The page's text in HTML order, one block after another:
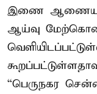
இணை
ஆய்வு
“பெருநகர